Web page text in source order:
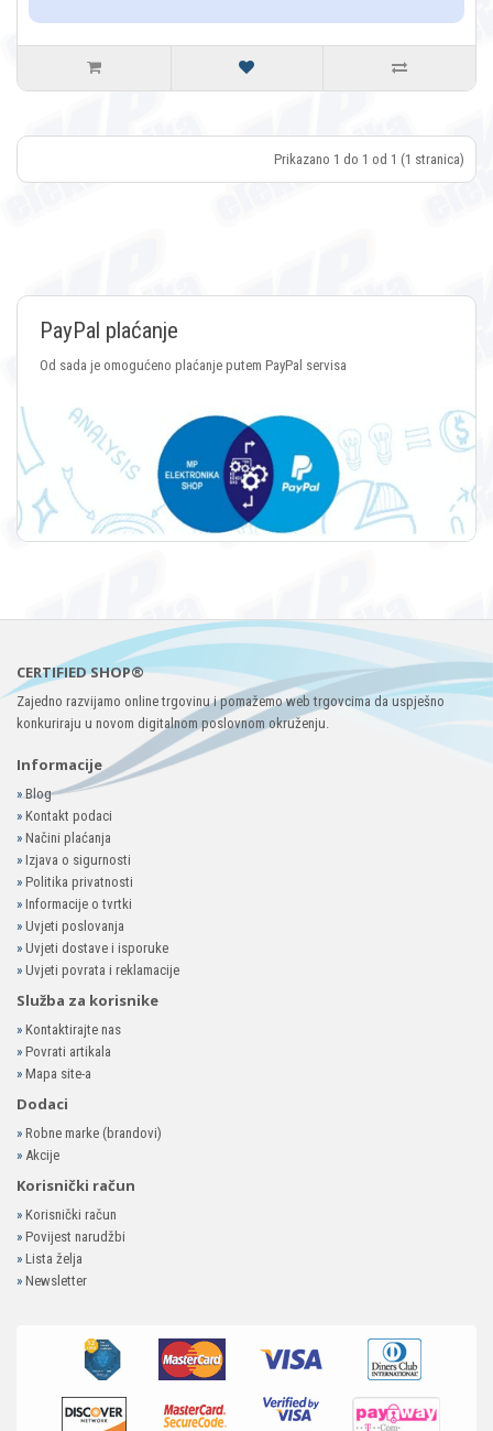
Prikazano 1 do 1 od 1 (1 stranica)
plaćanje putem PayPal servisa
CERTIFIED SHOP®
Zajedno razvijamo online trgovinu i pomažemo web trgovcima da uspješno
konkuriraju u novom digitalnom poslovnom okruženju.
Informacije
»Blog
» Kontakt podaci
» Načini plaćanja
» Izjava o sigurnosti
» Politika privatnosti
» Informacije o tvrtki
» Uvjeti poslovanja
» Uvjeti dostave i isporuke
» Uvjeti povrata i reklamacije
Služba za korisnike
» Kontaktirajte nas
» Povrati artikala
» Mapa site-a
Dodaci
» Robne marke (brandovi)
» Akcije
Korisnički račun
» Korisnički račun
» Povijest narudžbi
» Lista želja
» Newsletter